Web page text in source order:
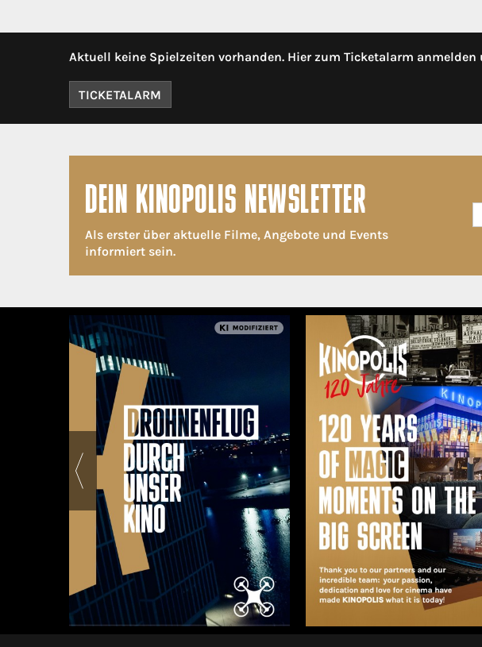
Aktuell keine Spielzeiten vorhanden. Hier zum Ticketalarm
TICKETALARM
DEIN KINOPOLIS NEWSLETTER
Als erster über aktuelle Filme, Angebote und Events
informiert sein.